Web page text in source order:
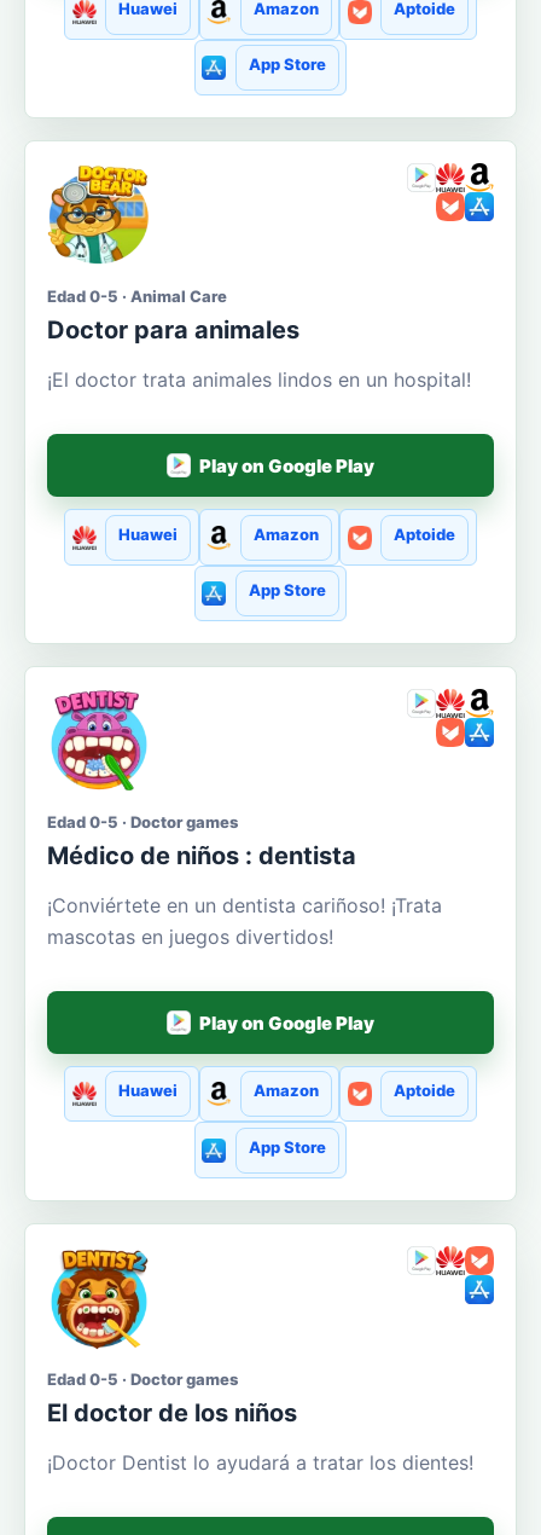
Huawei Amazon Aptoide
App Store
Edad 0-5 · Animal Care
Doctor para animales
¡El doctor trata animales lindos en un hospital!
Play on Google Play
Huawei Amazon Aptoide
App Store
Edad 0-5 · Doctor games
Médico de niños : dentista
¡Conviértete en un dentista cariñoso! ¡Trata
mascotas en juegos divertidos!
Play on Google Play
Huawei Amazon Aptoide
App Store
Edad 0-5 · Doctor games
El doctor de los niños
¡Doctor Dentist lo ayudará a tratar los dientes!